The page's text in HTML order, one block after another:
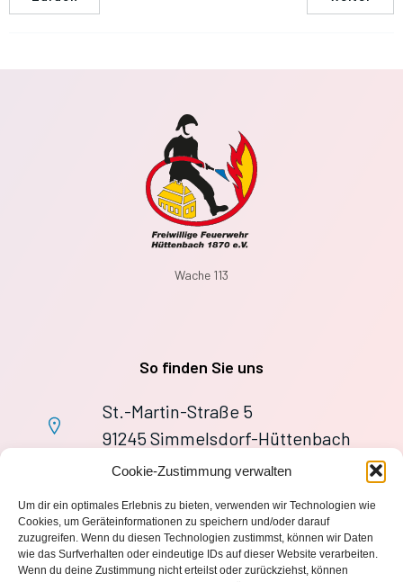
Cookie-Zustimmung verwalten
Um dir ein optimales Erlebnis zu bieten, verwenden wir Technologien wie
Cookies, um Geräteinformationen zu speichern und/oder darauf
zuzugreifen. Wenn du diesen Technologien zustimmst, können wir Daten
wie das Surfverhalten oder eindeutige IDs auf dieser Website verarbeiten.
Wenn du deine Zustimmung nicht erteilst oder zurückziehst, können
Wache 113
So finden Sie uns
St.-Martin-Straße 5
91245 Simmelsdorf-Hüttenbach
+49 9155 9279727
wache113@ff-huettenbach.de